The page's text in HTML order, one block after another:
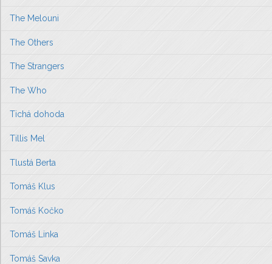
The Melouni
The Others
The Strangers
The Who
Tichá dohoda
Tillis Mel
Tlustá Berta
Tomáš Klus
Tomáš Kočko
Tomáš Linka
Tomáš Savka